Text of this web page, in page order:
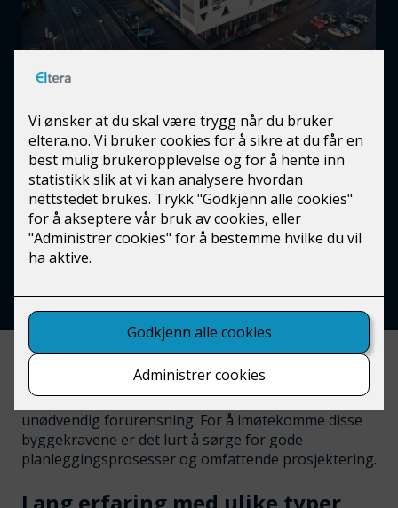
Nye næringsbygg
Det kommer stadig nye byggtekniske krav og
forskrifter for ny byggmasse, ikke minst med
tanke på byggets elektriske anlegg. Eltera
kjenner disse, og kan levere moderne og
funksjonelle el-løsninger til ethvert nybygg.
Nybygg har naturlig nok strenge bygg-, energi- og
miljøkrav. Dette kommer av at bygget forventes å ha
en lang levetid og heller ikke skal bidrar til
unødvendig forurensning. For å imøtekomme disse
byggekravene er det lurt å sørge for gode
planleggingsprosesser og omfattende prosjektering.